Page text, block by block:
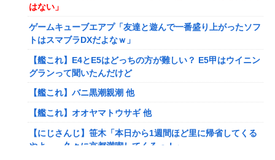
はない」
ゲームキューブエアプ「友達と遊んで一番盛り上がったソフ
トはスマブラDXだよなｗ」
【艦これ】E4とE5はどっちの方が難しい？ E5甲はウイニン
グランって聞いたんだけど
【艦これ】バニ黒潮親潮 他
【艦これ】オオヤマトウサギ 他
【にじさんじ】笹木「本日から1週間ほど里に帰省してくる
やよ～。久々に京都満喫してくるっ！」